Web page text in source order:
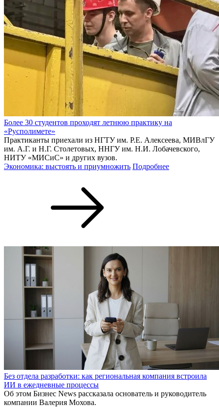
Более 30 студентов проходят летнюю практику на
«Русполимете»
Практиканты приехали из НГТУ им. Р.Е. Алексеева, МИВлГУ
им. А.Г. и Н.Г. Столетовых, ННГУ им. Н.И. Лобачевского,
НИТУ «МИСиС» и других вузов.
Экономика: выстоять и приумножить Подробнее
Без отдела разработки: как региональная компания встроила
ИИ в ежедневные процессы
Об этом Бизнес News рассказала основатель и руководитель
компании Валерия Мохова.